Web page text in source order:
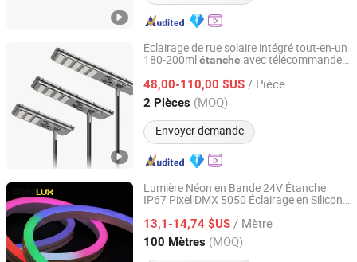
Éclairage de rue solaire intégré tout-en-un
180-200mlétanche avec télécommande
48,00-110,00 $US / Pièce
2 Pièces (MOQ)
Envoyer demande
Jiangsu Shangying Photoelectric Technology Co., Ltd
Jiangsu, China Depuis 2024
Lumière Néon en Bande 24V Étanche
IP67 Pixel DMX 5050 Éclairage en Silicone
Flexibles
13,1-14,74 $US / Mètre
100 Mètres (MOQ)
Forelux Lighting Technology Co., Ltd.
Guangdong, China Depuis 2025